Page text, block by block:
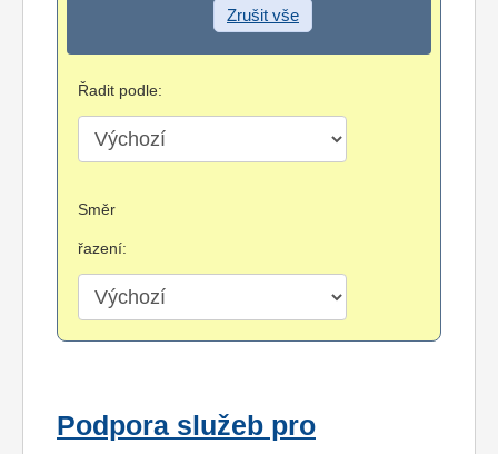
Zrušit vše
Řadit podle:
Směr
řazení:
Podpora služeb pro